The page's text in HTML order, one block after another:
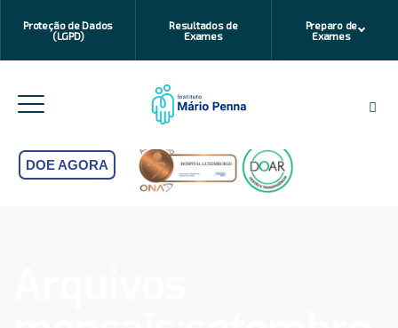
Proteção de Dados
(LGPD)
Resultados de
Exames
Preparo de
Exames
DOE AGORA